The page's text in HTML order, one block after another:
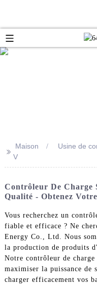
>>
Maison
Usine de
V
Contrôleur De Charge
Qualité - Obtenez
Vous recherchez un
fiable et efficace ? Ne
Energy Co., Ltd. Nous
la production de produits
Notre contrôleur de
maximiser la puissance de
charger efficacement vos